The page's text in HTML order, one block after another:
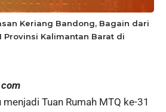
Keriang Bandong, Bagain dari
Provinsi Kalimantan Barat di
Tuan Rumah MTQ ke-31